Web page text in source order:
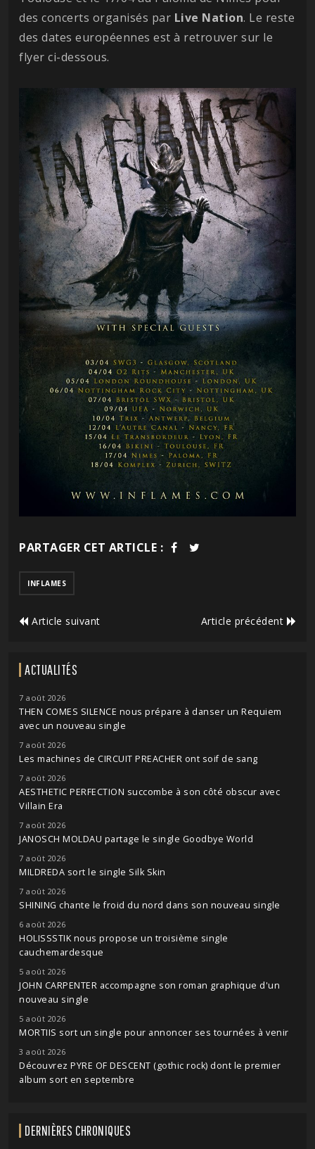
des concerts organisés par Live Nation. Le reste
des dates européennes est à retrouver sur le
flyer ci-dessous.
PARTAGER CET ARTICLE :
INFLAMES
Article suivant Article précédent
ACTUALITÉS
7 août 2026
THEN COMES SILENCE nous prépare à danser un Requiem
avec un nouveau single
7 août 2026
Les machines de CIRCUIT PREACHER ont soif de sang
7 août 2026
AESTHETIC PERFECTION succombe à son côté obscur avec
Villain Era
7 août 2026
JANOSCH MOLDAU partage le single Goodbye World
7 août 2026
MILDREDA sort le single Silk Skin
7 août 2026
SHINING chante le froid du nord dans son nouveau single
6 août 2026
HOLISSSTIK nous propose un troisième single
cauchemardesque
5 août 2026
JOHN CARPENTER accompagne son roman graphique d'un
nouveau single
5 août 2026
MORTIIS sort un single pour annoncer ses tournées à venir
3 août 2026
Découvrez PYRE OF DESCENT (gothic rock) dont le premier
album sort en septembre
DERNIÈRES CHRONIQUES